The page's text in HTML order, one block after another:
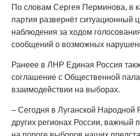
По словам Сергея Перминова, в
партия развернёт ситуационный
наблюдения за ходом
сообщений о возможных
Ранеее в ЛНР Единая Россия
соглашение с Общественной
взаимодействии на выборах.
– Сегодня в Луганской Народной
других регионах России, важный